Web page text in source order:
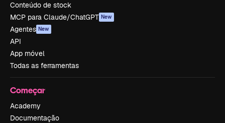
Conteúdo de stock
MCP para Claude/ChatGPT New
Agentes New
API
App móvel
Todas as ferramentas
Começar
Academy
Documentação